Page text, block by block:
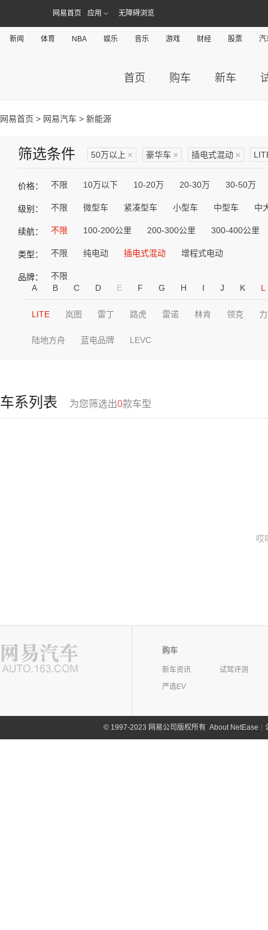
网易首页 应用 无障碍浏览
新闻 体育 NBA 娱乐 音乐 游戏 财经 股票 汽
首页 购车 新车
网易首页 > 网易汽车 > 新能源
筛选条件 50万以上 × 豪华车 × 插电式混动 ×
价格： 不限 10万以下 10-20万 20-30万 30-50万
级别： 不限 微型车 紧凑型车 小型车 中型车 中
续航： 不限 100-200公里 200-300公里 300-400公里
类型： 不限 纯电动 插电式混动 增程式电动
品牌：
不限
A
B C D E F G H I J K L
LITE 岚图 雷丁 路虎 雷诺 林肯 领克
陆地方舟 蓝电品牌 LEVC
车系列表 为您筛选出0款车型
哎
购车
新车资讯
试驾评测
严选EV
©1997-2023 网易公司版权所有 About NetEase